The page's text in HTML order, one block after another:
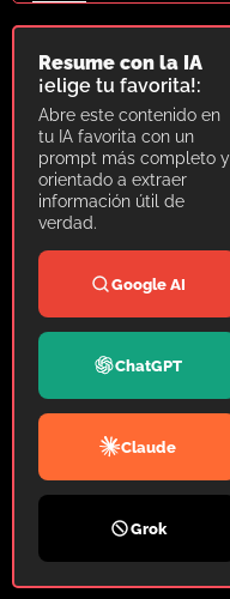
Resume con la IA
¡elige tu favorita!:
Abre este contenido en
tu IA favorita con un
prompt más completo y
orientado a extraer
información útil de
verdad.
Google AI
ChatGPT
Claude
Grok